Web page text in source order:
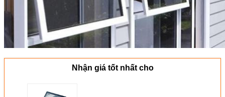
Nhận giá tốt nhất cho